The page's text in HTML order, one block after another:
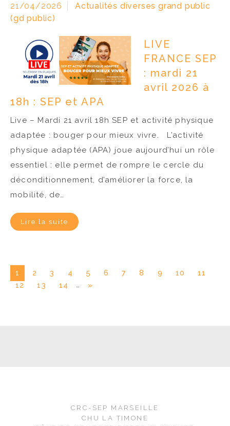
21/04/2026
Actualités diverses grand public
(gd public)
LIVE
FRANCE SEP
: mardi 21
avril 2026 à
18h : SEP et APA
Live – Mardi 21 avril 18h SEP et activité physique
adaptée : bouger pour mieux vivre. L’activité
physique adaptée (APA) joue aujourd’hui un rôle
essentiel : elle permet de rompre le cercle du
déconditionnement, d’améliorer la force, la
mobilité, de…
Lire la suite
1 2 3 4 5 6 7 8 9 10
11
12
13 14 »
CRC-SEP MARSEILLE
CHU LA TIMONE